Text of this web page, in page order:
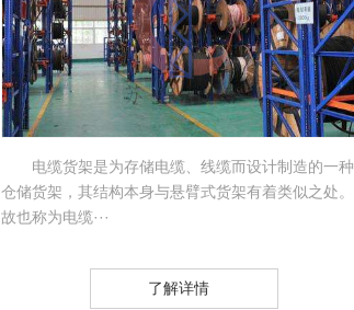
电缆货架是为存储电缆、线缆而设计制造的一种
仓储货架，其结构本身与悬臂式货架有着类似之处。
故也称为电缆···
了解详情